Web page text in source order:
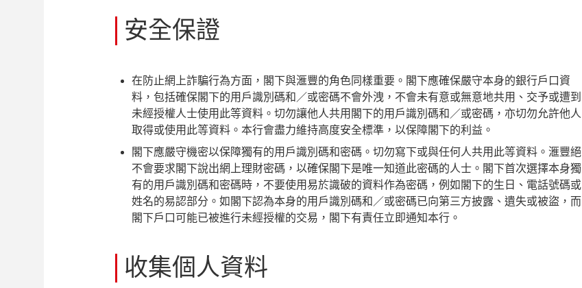
安全保證
在防止網上詐騙行為方面，閣下與滙豐的角色同樣重要。閣下應確保嚴守本身的銀行戶口資
料，包括確保閣下的用戶識別碼和／或密碼不會外洩，不會未有意或無意地共用、交予或遭到
未經授權人士使用此等資料。切勿讓他人共用閣下的用戶識別碼和／或密碼，亦切勿允許他人
取得或使用此等資料。本行會盡力維持高度安全標準，以保障閣下的利益。
閣下應嚴守機密以保障獨有的用戶識別碼和密碼。切勿寫下或與任何人共用此等資料。滙豐絕
不會要求閣下說出網上理財密碼，以確保閣下是唯一知道此密碼的人士。閣下首次選擇本身獨
有的用戶識別碼和密碼時，不要使用易於識破的資料作為密碼，例如閣下的生日、電話號碼或
姓名的易認部分。如閣下認為本身的用戶識別碼和／或密碼已向第三方披露、遺失或被盜，而
閣下戶口可能已被進行未經授權的交易，閣下有責任立即通知本行。
收集個人資料